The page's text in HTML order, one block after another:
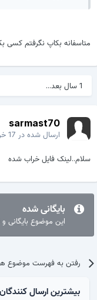
متاسفانه بکاپ نگرفتم کسی
sarmast70
ارسال شده در17 خرداد، 2018
سلام..لینک فایل خراب شده
بایگانی شده
این موضوع بایگانی
رفتن به فهرست موضوع ها
بیشترین ارسال کنندگان